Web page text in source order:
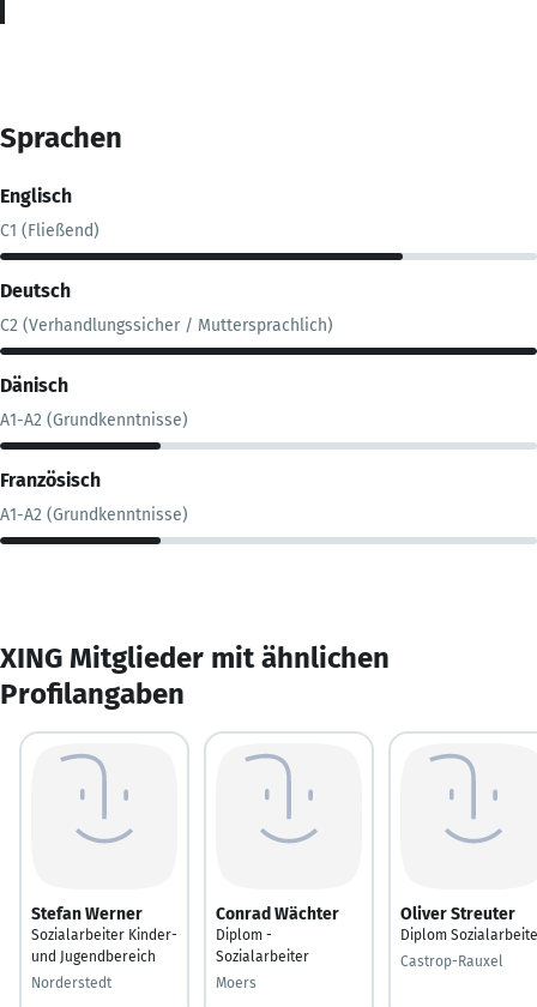
Sprachen
Englisch
C1 (Fließend)
Deutsch
C2 (Verhandlungssicher / Muttersprachlich)
Dänisch
A1-A2 (Grundkenntnisse)
Französisch
A1-A2 (Grundkenntnisse)
XING Mitglieder mit ähnlichen
Profilangaben
Stefan Werner
Sozialarbeiter Kinder-
und Jugendbereich
Norderstedt
Conrad Wächter
Diplom -
Sozialarbeiter
Moers
Oliver Streuter
Diplom
Castrop-Rauxel